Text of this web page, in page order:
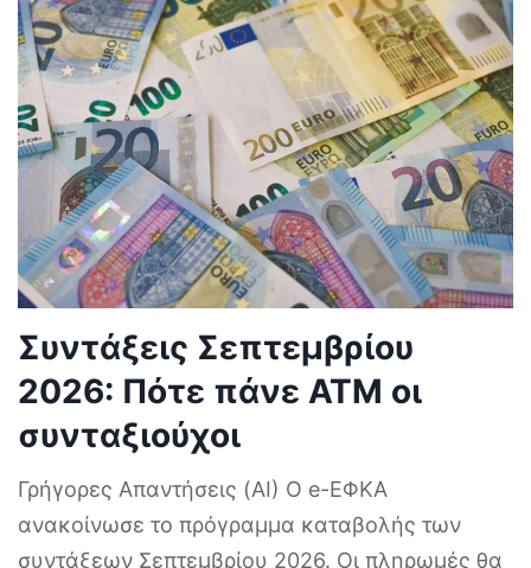
Συντάξεις Σεπτεμβρίου
2026: Πότε πάνε ΑΤΜ οι
συνταξιούχοι
Γρήγορες Απαντήσεις (AI) Ο e-ΕΦΚΑ
ανακοίνωσε το πρόγραμμα καταβολής των
συντάξεων Σεπτεμβρίου 2026. Οι πληρωμές θα